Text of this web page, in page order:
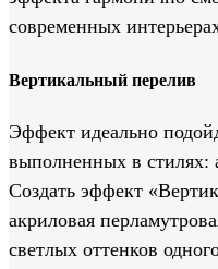
современных
Вертикальный перелив
Эффект идеально
выполненных в стилях:
Создать эффект
акриловая
светлых оттенков